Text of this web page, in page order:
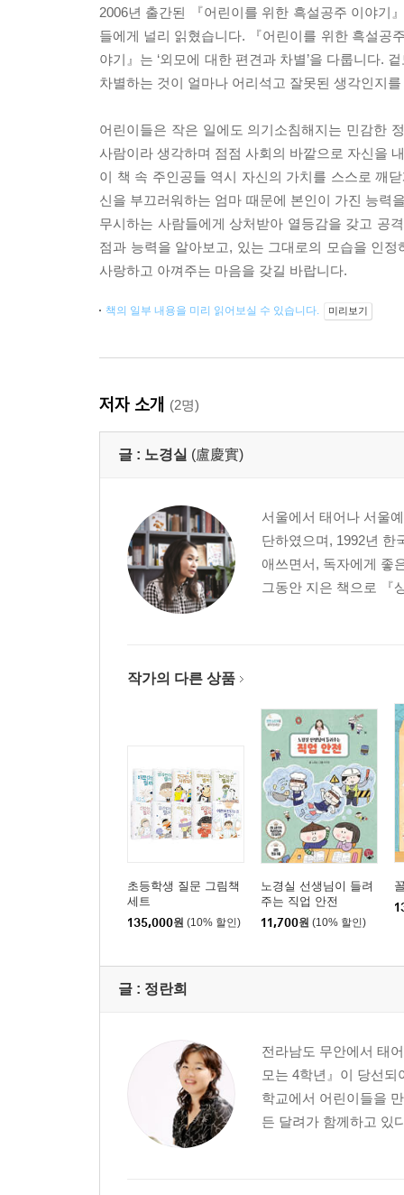
2006년 출간된 『어린이를 위한 흑설공주 이야기
들에게 널리 읽혔습니다. 『어린이를 위한 흑설공
야기』는 ‘외모에 대한 편견과 차별’을 다룹니다.
차별하는 것이 얼마나 어리석고 잘못된 생각인지
어린이들은 작은 일에도 의기소침해지는 민감한
사람이라 생각하며 점점 사회의 바깥으로 자신을
이 책 속 주인공들 역시 자신의 가치를 스스로 깨
신을 부끄러워하는 엄마 때문에 본인이 가진 능력
무시하는 사람들에게 상처받아 열등감을 갖고 공
점과 능력을 알아보고, 있는 그대로의 모습을 인
사랑하고 아껴주는 마음을 갖길 바랍니다.
책의 일부 내용을 미리 읽어보실 수 있습니다. 미리보기
저자 소개 (2명)
글 : 노경실 (盧慶實)
서울에서 태어나 서울
단하였으며, 1992년 한
애쓰면서, 독자에게 좋
그동안 지은 책으로 『
작가의 다른 상품
초등학생 질문 그림책
세트
135,000원 (10% 할인)
노경실 선생님이 들려
주는 직업 안전
11,700원 (10% 할인)
글 : 정란희
전라남도 무안에서 태
모는 4학년』이 당선
학교에서 어린이들을
든 달려가 함께하고 있